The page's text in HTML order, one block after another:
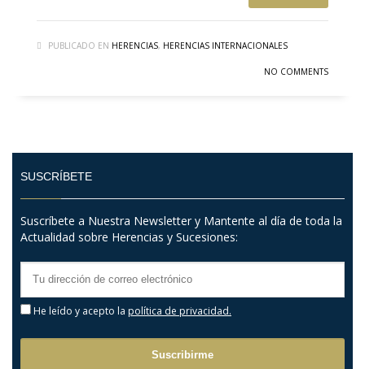
PUBLICADO EN HERENCIAS, HERENCIAS INTERNACIONALES
NO COMMENTS
SUSCRÍBETE
Suscríbete a Nuestra Newsletter y Mantente al día de toda la
Actualidad sobre Herencias y Sucesiones:
He leído y acepto la política de privacidad.